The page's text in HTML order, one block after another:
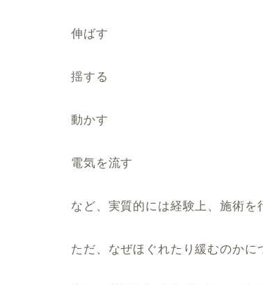
伸ばす
揺する
動かす
電気を流す
など、実質的には経験上、施術を
ただ、なぜほぐれたり緩むのかに